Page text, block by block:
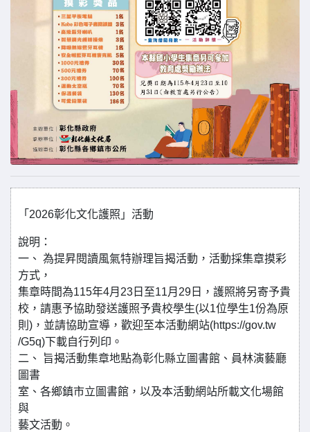
「2026彰化文化護照」活動
說明：
一、 為提昇閱讀風氣特辦理旨揭活動，活動採集章摸彩
方式，
集章時間為115年4月23日至11月29日，護照將另寄予貴
校，請惠予協助發送護照予貴校學生(以1位學生1份為原
則)，並請協助宣導，歡迎至本活動網站(https://gov.tw
/G5q)下載自行列印。
二、 旨揭活動集章地點為彰化縣立圖書館、員林演藝廳
圖書
室、各鄉鎮市立圖書館，以及本活動網站所載文化場館
與
藝文活動。